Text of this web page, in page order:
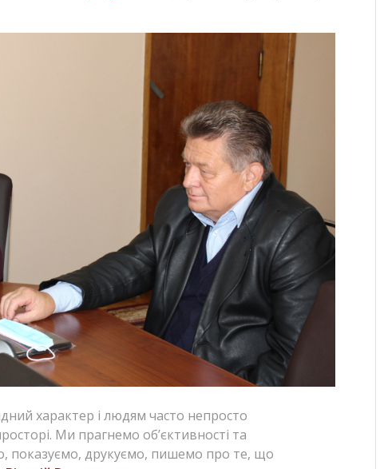
характер і людям часто непросто
Ми прагнемо об’єктивності та
показуємо, друкуємо, пишемо про те, що